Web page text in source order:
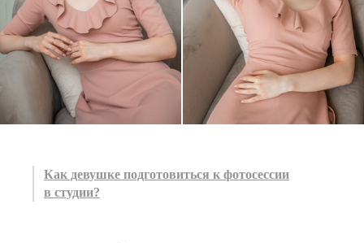
Как девушке подготовиться к фотосессии
в студии?